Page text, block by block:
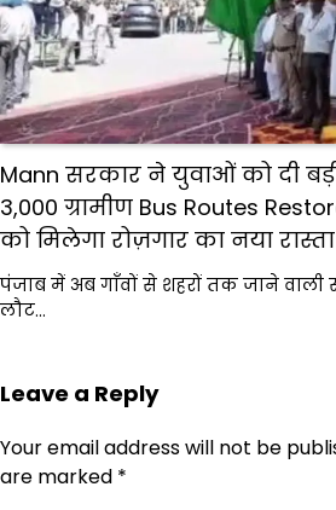
Mann सरकार ने युवाओं को दी
3,000 ग्रामीण Bus Routes
को मिलेगा रोज़गार का नया रास्ता
पंजाब में अब गाँवों से शहरों तक जाने
लौट…
Leave a Reply
Your email address will not be
are marked *